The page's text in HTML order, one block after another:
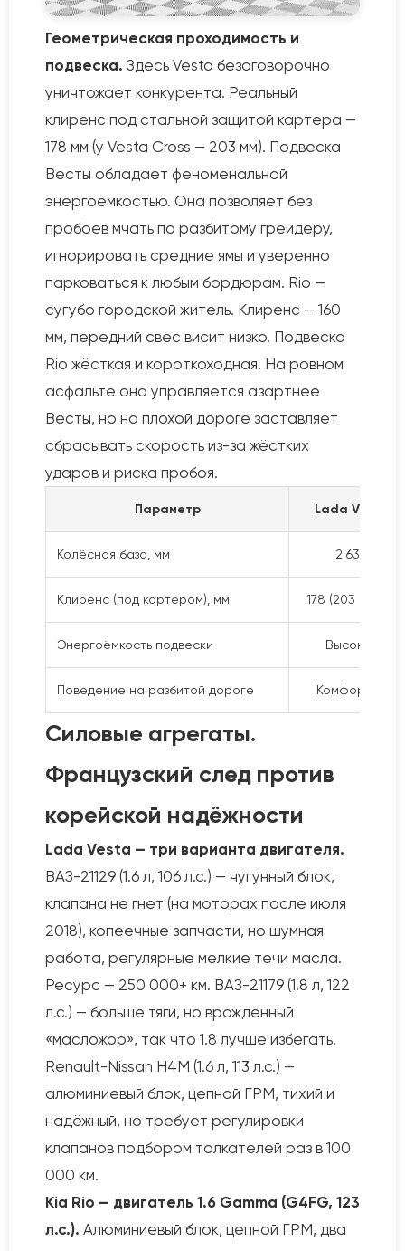
Геометрическая проходимость и
подвеска. Здесь Vesta безоговорочно
уничтожает конкурента. Реальный
клиренс под стальной защитой картера —
178 мм (у Vesta Cross — 203 мм). Подвеска
Весты обладает феноменальной
энергоёмкостью. Она позволяет без
пробоев мчать по разбитому грейдеру,
игнорировать средние ямы и уверенно
парковаться к любым бордюрам. Rio —
сугубо городской житель. Клиренс — 160
мм, передний свес висит низко. Подвеска
Rio жёсткая и короткоходная. На ровном
асфальте она управляется азартнее
Весты, но на плохой дороге заставляет
сбрасывать скорость из-за жёстких
ударов и риска пробоя.
Параметр Lada Vesta
Колёсная база, мм 2 635
Клиренс (под картером), мм 178 (203 Cross)
Энергоёмкость подвески Высокая
Поведение на разбитой дороге Комфортно
Силовые агрегаты.
Французский след против
корейской надёжности
Lada Vesta — три варианта двигателя.
ВАЗ-21129 (1.6 л, 106 л.с.) — чугунный блок,
клапана не гнет (на моторах после июля
2018), копеечные запчасти, но шумная
работа, регулярные мелкие течи масла.
Ресурс — 250 000+ км. ВАЗ-21179 (1.8 л, 122
л.с.) — больше тяги, но врождённый
«масложор», так что 1.8 лучше избегать.
Renault-Nissan H4M (1.6 л, 113 л.с.) —
алюминиевый блок, цепной ГРМ, тихий и
надёжный, но требует регулировки
клапанов подбором толкателей раз в 100
000 км.
Kia Rio — двигатель 1.6 Gamma (G4FG, 123
л.с.). Алюминиевый блок, цепной ГРМ, два